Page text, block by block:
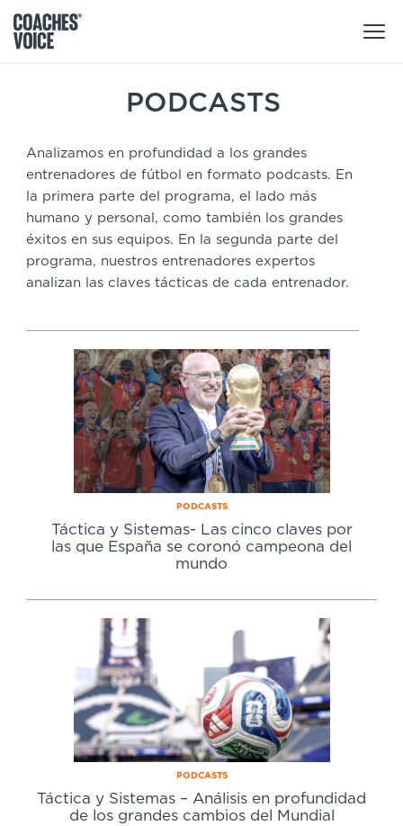
Nuestros productos
Centro de aprendizaje (para clubes)
Tours
Sport Session Planner
Usuarios
Ligas y federaciones
Regístrate
Coaches’ Voice Academy
Sport Session Planner
Cursos especializados
LANGUAGE
English Español
PODCASTS
Analizamos en profundidad a los grandes
entrenadores de fútbol en formato podcasts. En
la primera parte del programa, el lado más
humano y personal, como también los grandes
éxitos en sus equipos. En la segunda parte del
programa, nuestros entrenadores expertos
analizan las claves tácticas de cada entrenador.
PODCASTS
Táctica y Sistemas- Las cinco claves por
las que España se coronó campeona del
mundo
PODCASTS
Táctica y Sistemas – Análisis en profundidad
de los grandes cambios del Mundial